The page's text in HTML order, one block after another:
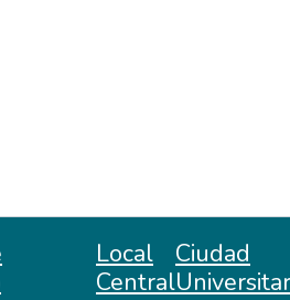
Local
Central
Ciudad